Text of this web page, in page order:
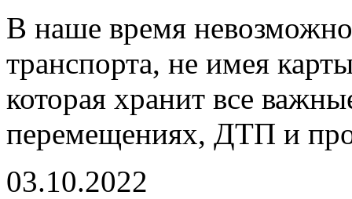
В наше время невозможно
транспорта, не имея
которая хранит все
перемещениях, ДТП и
03.10.2022